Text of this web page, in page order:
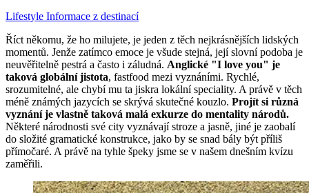
Lifestyle Informace z destinací
Říct někomu, že ho milujete, je jeden z těch nejkrásnějších lidských
momentů. Jenže zatímco emoce je všude stejná, její slovní podoba je
neuvěřitelně pestrá a často i záludná. Anglické "I love you" je
taková globální jistota, fastfood mezi vyznáními. Rychlé,
srozumitelné, ale chybí mu ta jiskra lokální speciality. A právě v těch
méně známých jazycích se skrývá skutečné kouzlo. Projít si různá
vyznání je vlastně taková malá exkurze do mentality národů.
Některé národnosti své city vyznávají stroze a jasně, jiné je zaobalí
do složité gramatické konstrukce, jako by se snad bály být příliš
přímočaré. A právě na tyhle špeky jsme se v našem dnešním kvízu
zaměřili.